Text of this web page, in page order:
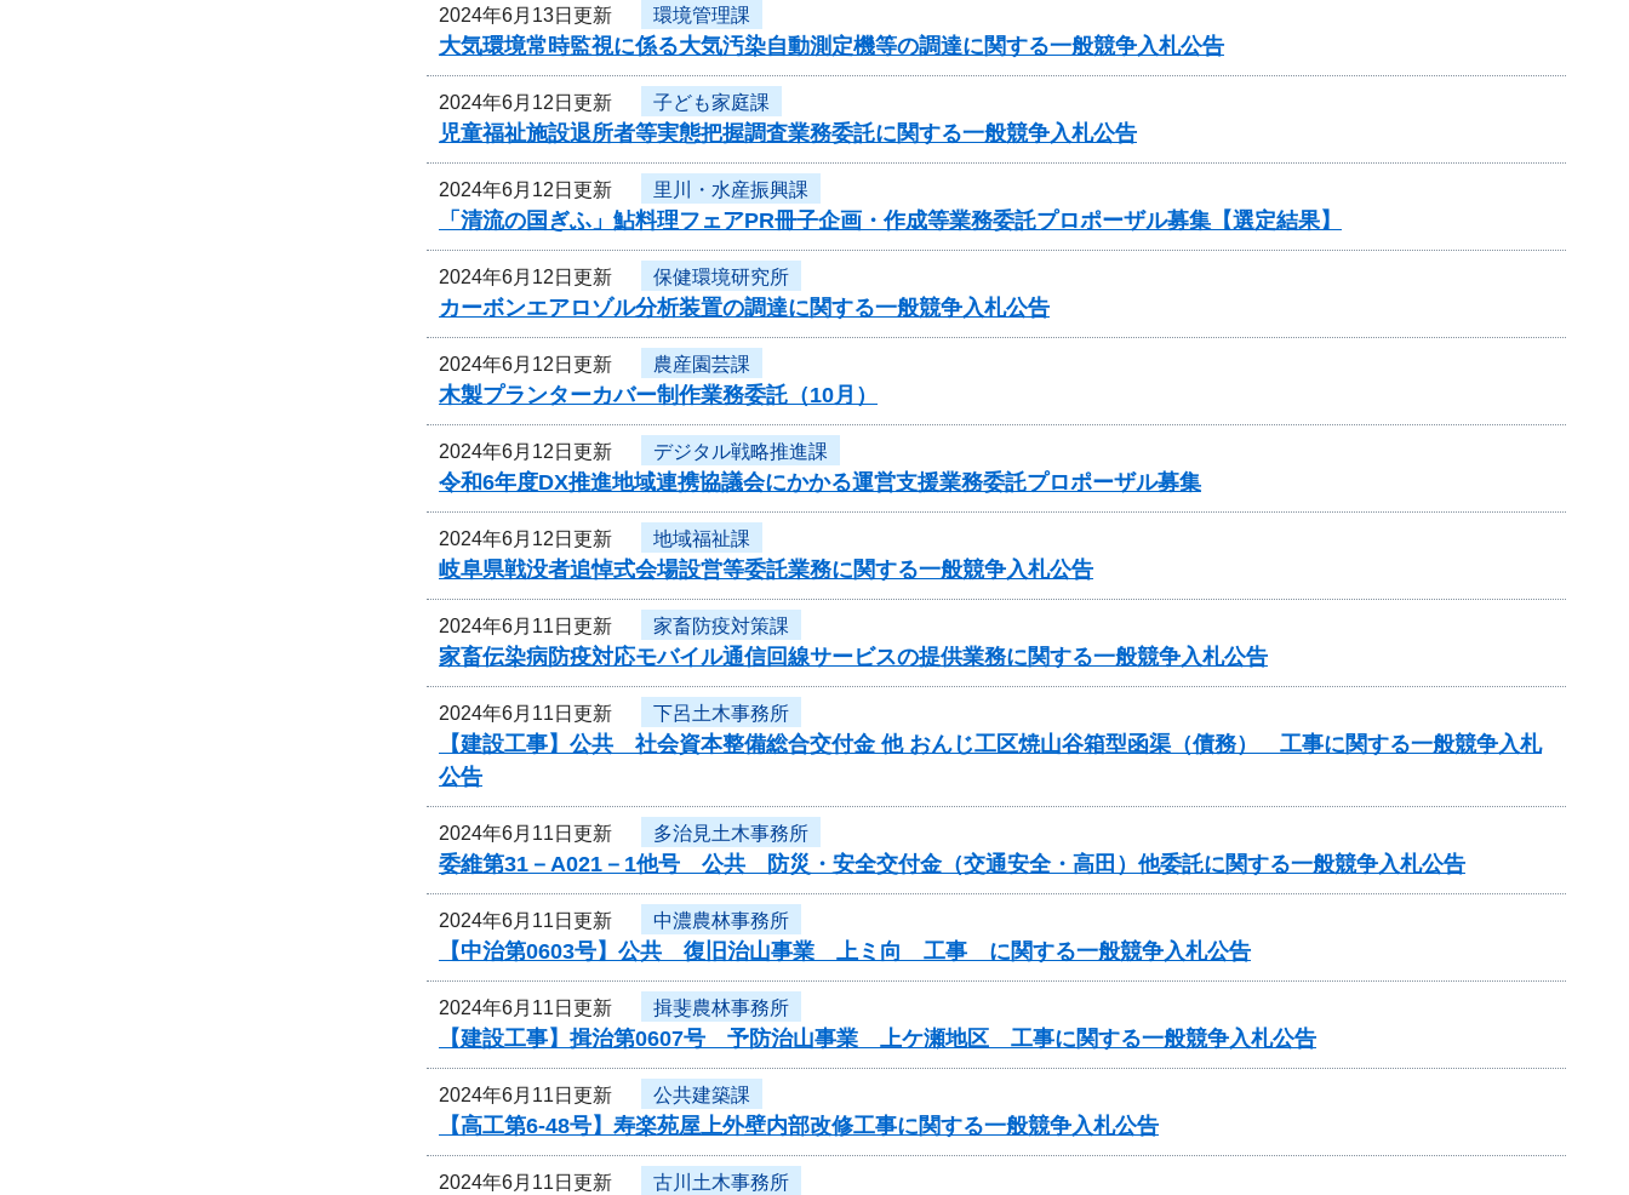
2024年6月13日更新 環境管理課
大気環境常時監視に係る大気汚染自動測定機等の調達に関する一般競争入札公告
2024年6月12日更新 子ども家庭課
児童福祉施設退所者等実態把握調査業務委託に関する一般競争入札公告
2024年6月12日更新 里川・水産振興課
「清流の国ぎふ」鮎料理フェアPR冊子企画・作成等業務委託プロポーザル募集【選定結果】
2024年6月12日更新 保健環境研究所
カーボンエアロゾル分析装置の調達に関する一般競争入札公告
2024年6月12日更新 農産園芸課
木製プランターカバー制作業務委託（10月）
2024年6月12日更新 デジタル戦略推進課
令和6年度DX推進地域連携協議会にかかる運営支援業務委託プロポーザル募集
2024年6月12日更新 地域福祉課
岐阜県戦没者追悼式会場設営等委託業務に関する一般競争入札公告
2024年6月11日更新 家畜防疫対策課
家畜伝染病防疫対応モバイル通信回線サービスの提供業務に関する一般競争入札公告
2024年6月11日更新 下呂土木事務所
【建設工事】公共 社会資本整備総合交付金 他 おんじ工区焼山谷箱型函渠（債務） 工事に関する一般競争入札
公告
2024年6月11日更新 多治見土木事務所
委維第31－A021－1他号 公共 防災・安全交付金（交通安全・高田）他委託に関する一般競争入札公告
2024年6月11日更新 中濃農林事務所
【中治第0603号】公共 復旧治山事業 上ミ向 工事 に関する一般競争入札公告
2024年6月11日更新 揖斐農林事務所
【建設工事】揖治第0607号 予防治山事業 上ケ瀬地区 工事に関する一般競争入札公告
2024年6月11日更新 公共建築課
【高工第6-48号】寿楽苑屋上外壁内部改修工事に関する一般競争入札公告
2024年6月11日更新 古川土木事務所